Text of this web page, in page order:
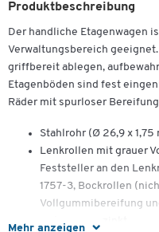
Mehr anzeigen
Produktbeschreibung
Der handliche Etagenwagen
Verwaltungsbereich
griffbereit ablegen,
Etagenböden sind fest
Räder mit spurloser
Stahlrohr (Ø 26,9 x 1,75
Lenkrollen mit grauer
Feststeller an den
1757-3, Bockrollen
Vollgummibereifung
Gehäuse verzinkt